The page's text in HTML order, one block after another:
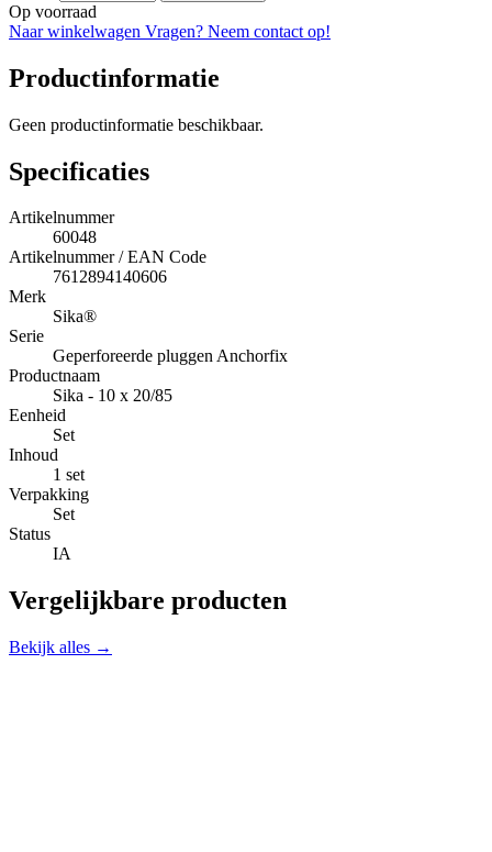
Op voorraad
Naar winkelwagen Vragen? Neem contact op!
Productinformatie
Geen productinformatie beschikbaar.
Specificaties
Artikelnummer
60048
Artikelnummer / EAN Code
7612894140606
Merk
Sika®
Serie
Geperforeerde pluggen Anchorfix
Productnaam
Sika - 10 x 20/85
Eenheid
Set
Inhoud
1 set
Verpakking
Set
Status
IA
Vergelijkbare producten
Bekijk alles →